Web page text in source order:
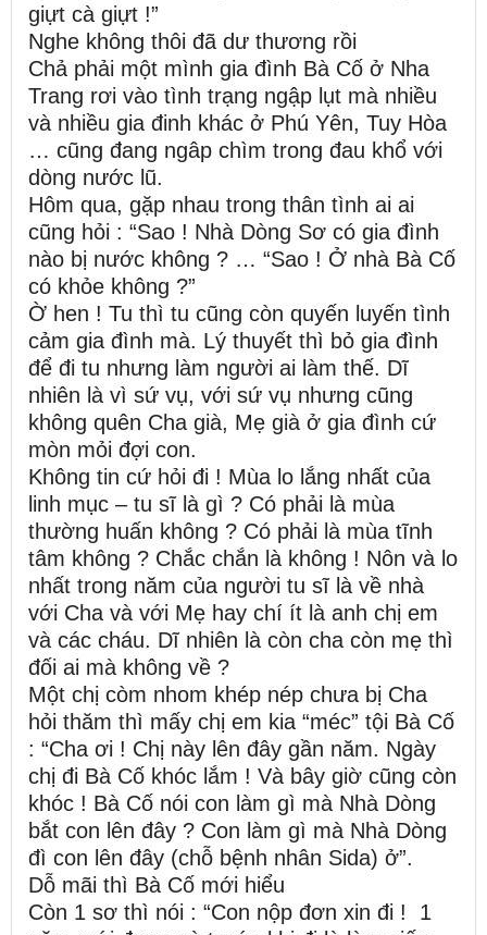
giựt cà giựt !”
Nghe không thôi đã dư thương rồi
Chả phải một mình gia đình Bà Cố ở Nha
Trang rơi vào tình trạng ngập lụt mà nhiều
và nhiều gia đinh khác ở Phú Yên, Tuy Hòa
… cũng đang ngâp chìm trong đau khổ với
dòng nước lũ.
Hôm qua, gặp nhau trong thân tình ai ai
cũng hỏi : “Sao ! Nhà Dòng Sơ có gia đình
nào bị nước không ? … “Sao ! Ở nhà Bà Cố
có khỏe không ?”
Ờ hen ! Tu thì tu cũng còn quyến luyến tình
cảm gia đình mà. Lý thuyết thì bỏ gia đình
để đi tu nhưng làm người ai làm thế. Dĩ
nhiên là vì sứ vụ, với sứ vụ nhưng cũng
không quên Cha già, Mẹ già ở gia đình cứ
mòn mỏi đợi con.
Không tin cứ hỏi đi ! Mùa lo lắng nhất của
linh mục – tu sĩ là gì ? Có phải là mùa
thường huấn không ? Có phải là mùa tĩnh
tâm không ? Chắc chắn là không ! Nôn và lo
nhất trong năm của người tu sĩ là về nhà
với Cha và với Mẹ hay chí ít là anh chị em
và các cháu. Dĩ nhiên là còn cha còn mẹ thì
đối ai mà không về ?
Một chị còm nhom khép nép chưa bị Cha
hỏi thăm thì mấy chị em kia “méc” tội Bà Cố
: “Cha ơi ! Chị này lên đây gần năm. Ngày
chị đi Bà Cố khóc lắm ! Và bây giờ cũng còn
khóc ! Bà Cố nói con làm gì mà Nhà Dòng
bắt con lên đây ? Con làm gì mà Nhà Dòng
đì con lên đây (chỗ bệnh nhân Sida) ở”.
Dỗ mãi thì Bà Cố mới hiểu
Còn 1 sơ thì nói : “Con nộp đơn xin đi ! 1